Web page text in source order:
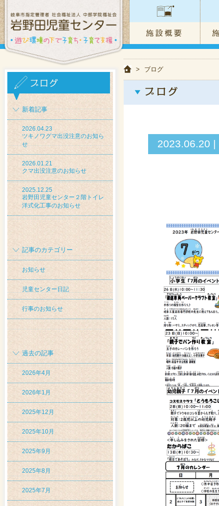
新着記事
2026.04.23
ツキノワグマ出没注意のお知ら
せ
2026.01.21
クマ出没注意のお知らせ
2025.12.25
岩野田児童センター２階トイレ
洋式化工事のお知らせ
記事のカテゴリー
お知らせ
児童センター日記
行事のお知らせ
過去の記事
2026年4月
2026年1月
2025年12月
2025年10月
2025年9月
2025年8月
2025年7月
> ブログ
2023.06.20